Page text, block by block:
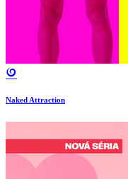
Naked Attraction